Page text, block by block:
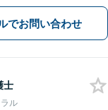
でお問い合わせ
士
ル